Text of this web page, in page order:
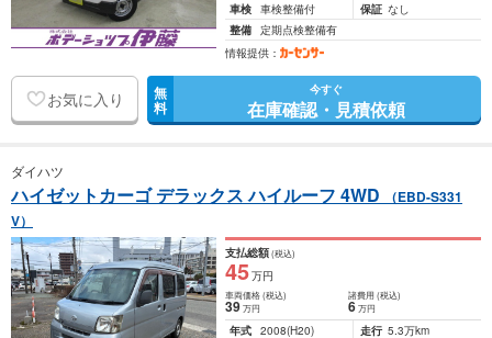
車検 車検整備付 保証 なし
整備 定期点検整備有
情報提供：
お気に入り 無
料
今すぐ
在庫確認・見積依頼
ダイハツ
ハイゼットカーゴ デラックス ハイルーフ 4WD
（EBD-S331
V）
支払総額(税込)
45万円
車両価格(税込)
39万円
諸費用 (税込)
6 万円
年式 2008(H20) 走行 5.3万km